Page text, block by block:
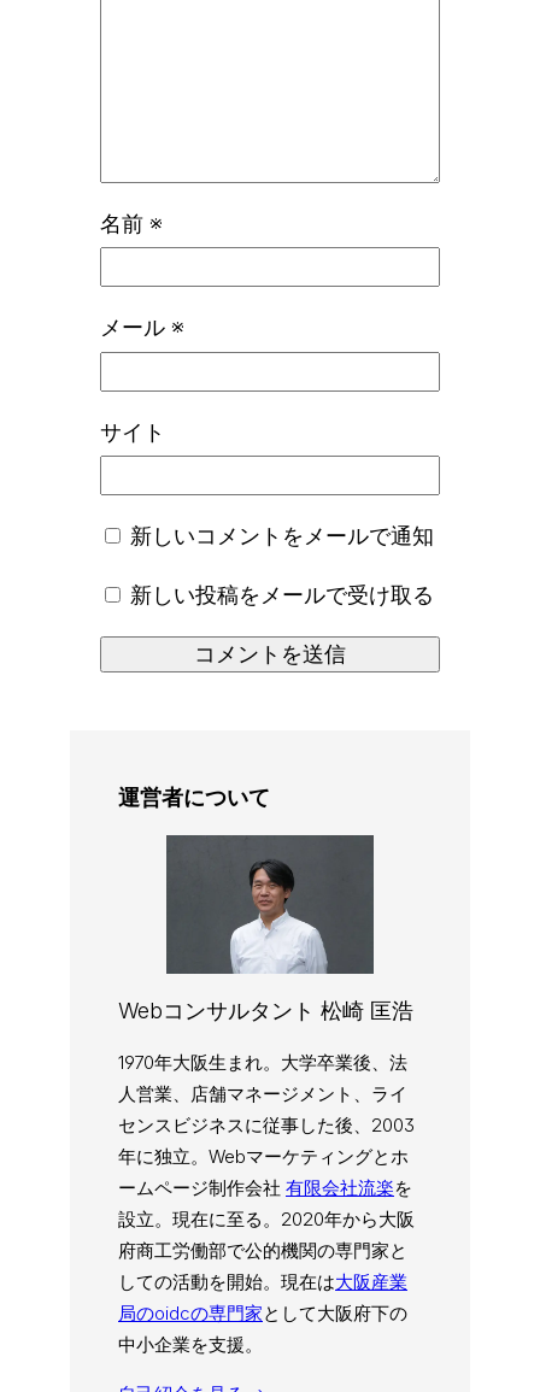
名前 ※
メール ※
サイト
新しいコメントをメールで通知
新しい投稿をメールで受け取る
運営者について
Webコンサルタント 松崎 匡浩
1970年大阪生まれ。大学卒業後、法
人営業、店舗マネージメント、ライ
センスビジネスに従事した後、2003
年に独立。Webマーケティングとホ
ームページ制作会社 有限会社流楽を
設立。現在に至る。2020年から大阪
府商工労働部で公的機関の専門家と
しての活動を開始。現在は大阪産業
局のoidcの専門家として大阪府下の
中小企業を支援。